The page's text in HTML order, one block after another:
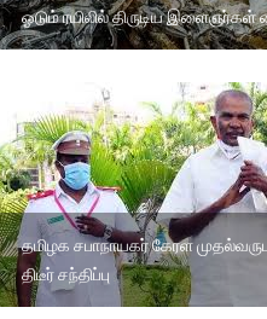
ஓடும் ரயிலில் திருடிய இளைஞர்கள்
தமிழக சபாநாயகர் கேரள
திடீர் சந்திப்பு